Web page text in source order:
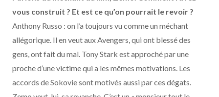
vous construit ? Et est ce qu’on pourrait le revoir ?
Anthony Russo : on l’a toujours vu comme un méchant
allégorique. Il en veut aux Avengers, qui ont blessé des
gens, ont fait du mal. Tony Stark est approché par une
proche d’une victime qui a les mêmes motivations. Les
accords de Sokovie sont motivés aussi par ces dégats.